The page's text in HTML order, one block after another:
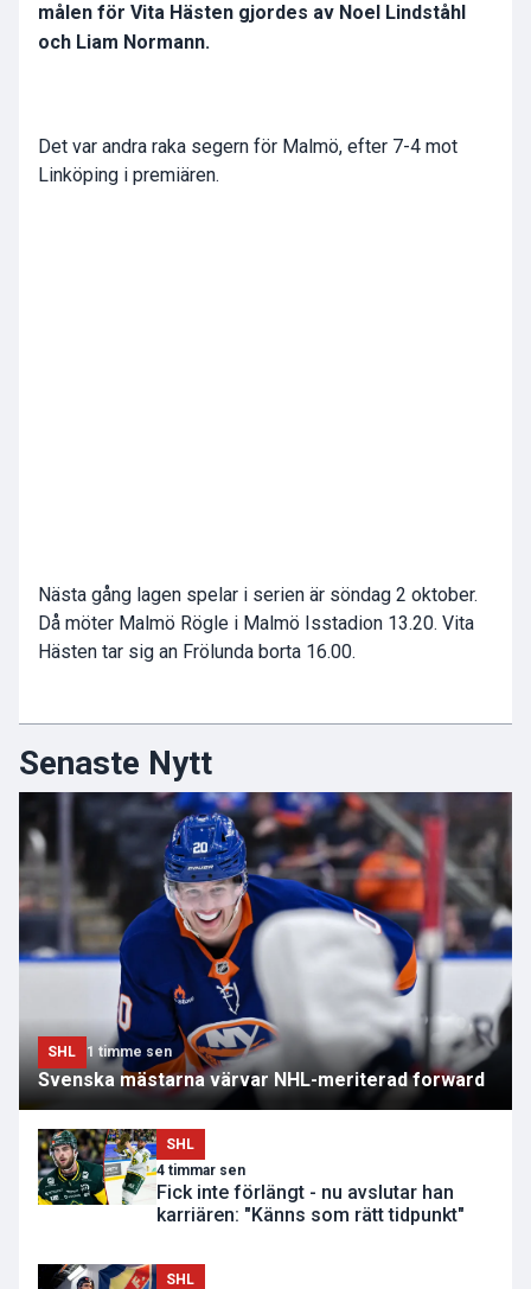
målen för Vita Hästen gjordes av Noel Lindståhl
och Liam Normann.
Det var andra raka segern för Malmö, efter 7-4 mot
Linköping i premiären.
Nästa gång lagen spelar i serien är söndag 2 oktober.
Då möter Malmö Rögle i Malmö Isstadion 13.20. Vita
Hästen tar sig an Frölunda borta 16.00.
Senaste Nytt
SHL 1 timme sen
Svenska mästarna värvar NHL-meriterad forward
SHL
4 timmar sen
Fick inte förlängt - nu avslutar han
karriären: "Känns som rätt tidpunkt"
SHL